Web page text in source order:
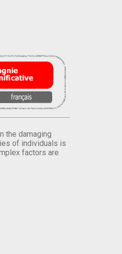
the damaging
of individuals is
factors are